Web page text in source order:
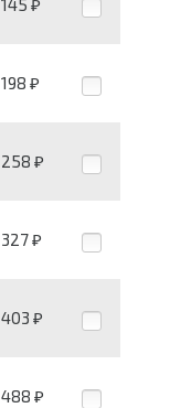
145 ₽
198 ₽
258 ₽
327 ₽
403 ₽
488 ₽